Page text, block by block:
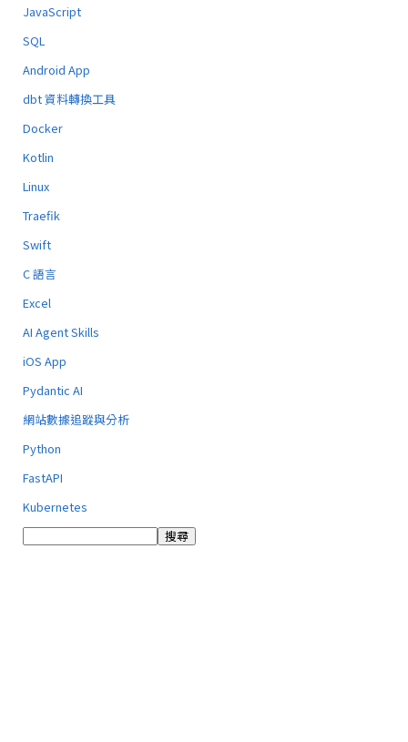
JavaScript
SQL
Android App
dbt 資料轉換工具
Docker
Kotlin
Linux
Traefik
Swift
C 語言
Excel
AI Agent Skills
iOS App
Pydantic AI
網站數據追蹤與分析
Python
FastAPI
Kubernetes